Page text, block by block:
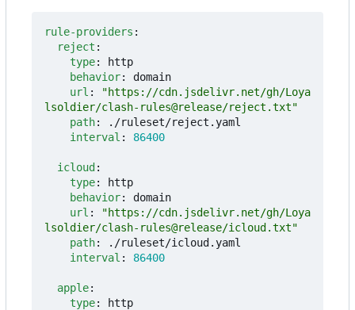
rule-providers :
reject :
type:
http
behavior:
domain
url :
"https://cdn.jsdelivr.net/gh/Loya
lsoldier/clash-rules@release/reject.txt"
path:
./ruleset/reject.yaml
interval : 86400
icloud :
type:
http
behavior:
domain
url :
"https://cdn.jsdelivr.net/gh/Loya
lsoldier/clash-rules@release/icloud.txt"
path:
./ruleset/icloud.yaml
interval : 86400
apple:
type:
http